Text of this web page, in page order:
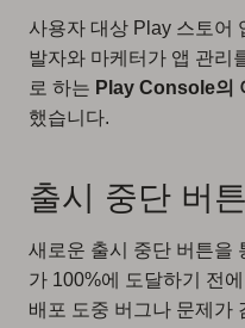
사용자 대상 Play 스토어
발자와 마케터가 앱 관리
로 하는 Play Console의
했습니다.
출시 중단 버튼
새로운 출시 중단 버튼을
가 100%에 도달하기 전
배포 도중 버그나 문제가